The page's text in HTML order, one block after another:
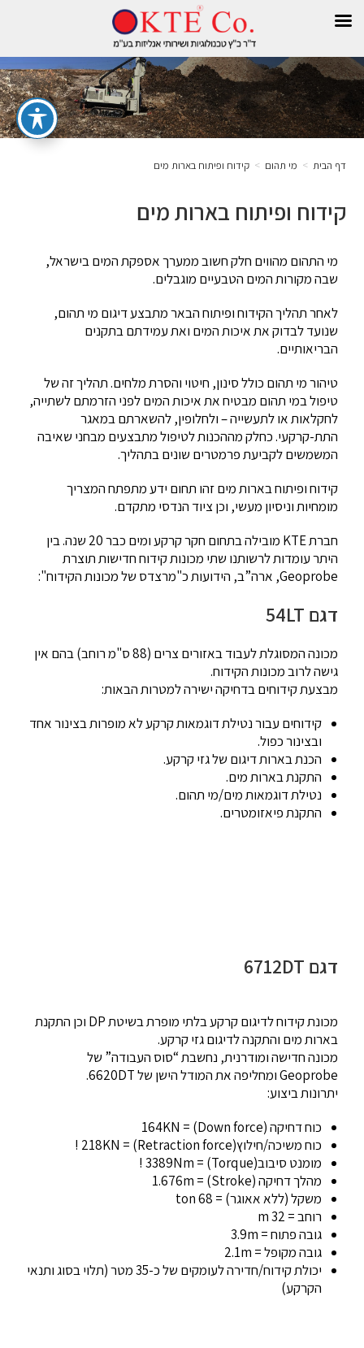
דף הבית > מי תהום > קידוח ופיתוח בארות מים
קידוח ופיתוח בארות מים
מי התהום מהווים חלק חשוב ממערך אספקת המים בישראל,
שבה מקורות המים הטבעיים מוגבלים.
לאחר תהליך הקידוח ופיתוח הבאר מתבצע דיגום מי תהום,
שנועד לבדוק את איכות המים ואת עמידתם בתקנים
הבריאותיים.
טיהור מי תהום כולל סינון, חיטוי והסרת מלחים. תהליך זה של
טיפול במי תהום מבטיח את איכות המים לפני הזרמתם לשתייה,
לחקלאות או לתעשייה – ולחלופין, להשארתם במאגר
התת-קרקעי. כחלק מההכנות לטיפול מתבצעים מבחני שאיבה
המשמשים לקביעת פרמטרים שונים בתהליך.
קידוח ופיתוח בארות מים זהו תחום ידע מתפתח המצריך
מומחיות וניסיון מעשי, וכן ציוד הנדסי מתקדם.
חברת KTE מובילה בתחום חקר קרקע ומים כבר 20 שנה. בין
היתר עומדות לרשותנו שתי מכונות קידוח חדישות תוצרת
Geoprobe, ארה”ב, הידועות כ"מרצדס של מכונות הקידוח":
דגם 54LT
מכונה המסוגלת לעבוד באזורים צרים (88 ס"מ רוחב) בהם אין
גישה לרוב מכונות הקידוח.
מבצעת קידוחים בדחיקה ישירה למטרות הבאות:
קידוחים עבור נטילת דוגמאות קרקע לא מופרות בצינור אחד
ובצינור כפול.
הכנת בארות דיגום של גזי קרקע.
התקנת בארות מים.
נטילת דוגמאות מים/מי תהום.
התקנת פיאזומטרים.
דגם 6712DT
מכונת קידוח לדיגום קרקע בלתי מופרת בשיטת DP וכן התקנת
בארות מים והתקנה לדיגום גזי קרקע.
מכונה חדישה ומודרנית, נחשבת “סוס העבודה” של
Geoprobe ומחליפה את המודל הישן של 6620DT.
יתרונות ביצוע:
כוח דחיקה (Down force) = 164KN
כוח משיכה/חילוץ(Retraction force) = 218KN !
מומנט סיבוב(Torque) = 3389Nm !
מהלך דחיקה (Stroke) = 1.676m
משקל (ללא אאוגר) = 68 ton
רוחב = 32 m
גובה פתוח = 3.9m
גובה מקופל = 2.1m
יכולת קידוח/חדירה לעומקים של כ-35 מטר (תלוי בסוג ותנאי
הקרקע)